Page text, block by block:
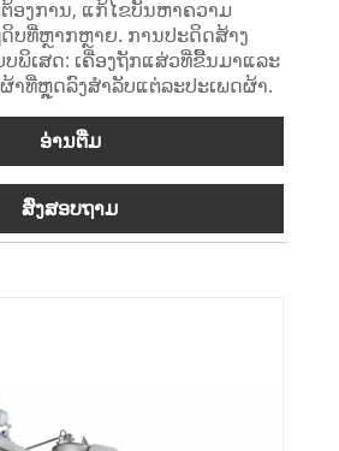
ອງການ, ແກ້ໄຂບັນຫາຄວາມ
ບທີ່ຫຼາກຫຼາຍ. ການປະດິດສ້າງ
ພິເສດ: ເຄື່ອງຖັກແສ່ວທີ່ຂື້ນມາແລະ
າທີ່ຫຼຸດລົງສໍາລັບແຕ່ລະປະເພດຜ້າ.
ອ່ານ​ຕື່ມ
ສົ່ງສອບຖາມ